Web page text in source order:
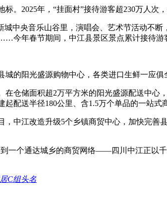
。2025年，“挂面村”接待游客超230万人次，
中央音乐山谷里，演唱会、艺术节活动不
年春节期间，中江县景区景点累计接待游
阳光盛源购物中心，各类进口生鲜一应俱
仓储面积超2万平方米的阳光盛源配送中
配送半径180公里、含1.5万个单品的一站式
中江改造升级5个乡镇商贸中心，加快完
一个通达城乡的商贸网络——四川中江正以
C组头名